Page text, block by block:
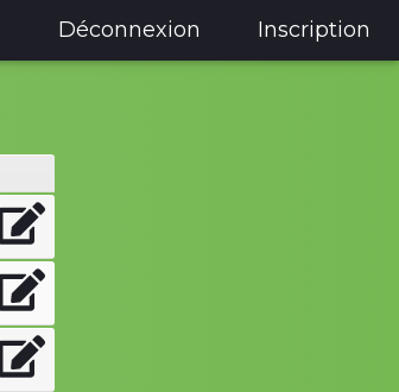
Inscription
Déconnexion